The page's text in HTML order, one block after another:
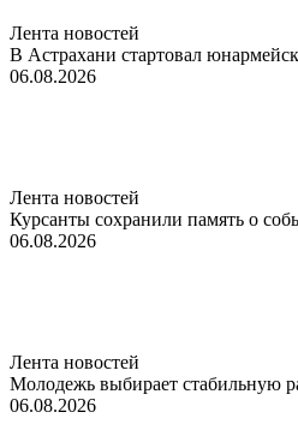
Лента новостей
В Астрахани стартовал
06.08.2026
Лента новостей
Курсанты сохранили память о
06.08.2026
Лента новостей
Молодежь выбирает стабильную
06.08.2026